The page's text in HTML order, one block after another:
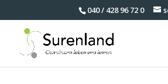
040 / 428 96 72 0